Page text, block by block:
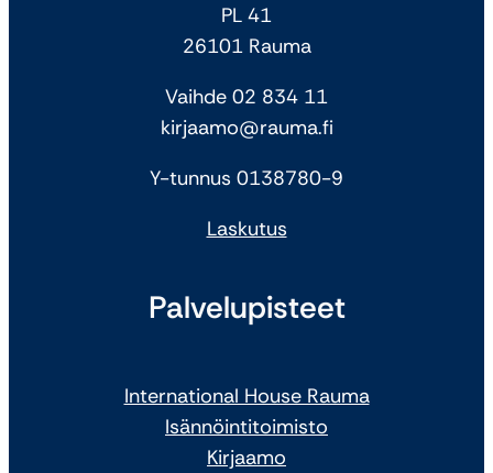
PL 41
26101 Rauma
Vaihde 02 834 11
kirjaamo@rauma.fi
Y-tunnus 0138780-9
Laskutus
Palvelupisteet
International House Rauma
Isännöintitoimisto
Kirjaamo